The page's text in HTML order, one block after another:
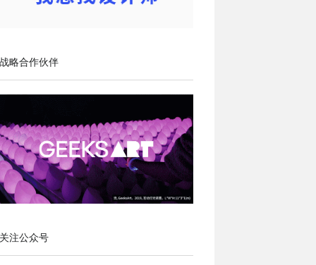
略合作伙伴
注公众号